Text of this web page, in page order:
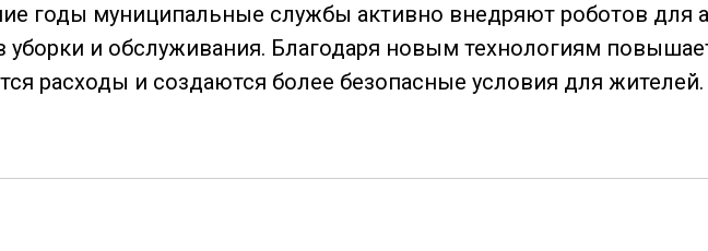
годы муниципальные службы активно внедряют роботов для
уборки и обслуживания. Благодаря новым технологиям
расходы и создаются более безопасные условия для жителей.